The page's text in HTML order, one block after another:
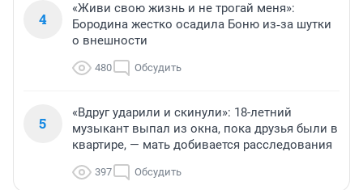
4
«Живи свою жизнь и не трогай меня»:
Бородина жестко осадила Боню из‑за шутки
о внешности
480 Обсудить
5
«Вдруг ударили и скинули»: 18-летний
музыкант выпал из окна, пока друзья были в
квартире, — мать добивается расследования
397 Обсудить